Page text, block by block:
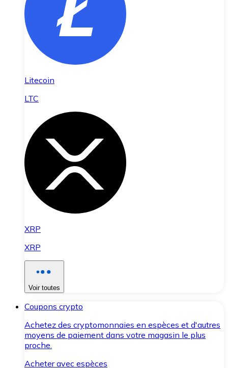
Litecoin
LTC
XRP
XRP
Voir toutes
Coupons crypto
Achetez des cryptomonnaies en espèces et d'autres
moyens de paiement dans votre magasin le plus
proche.
Acheter avec espèces